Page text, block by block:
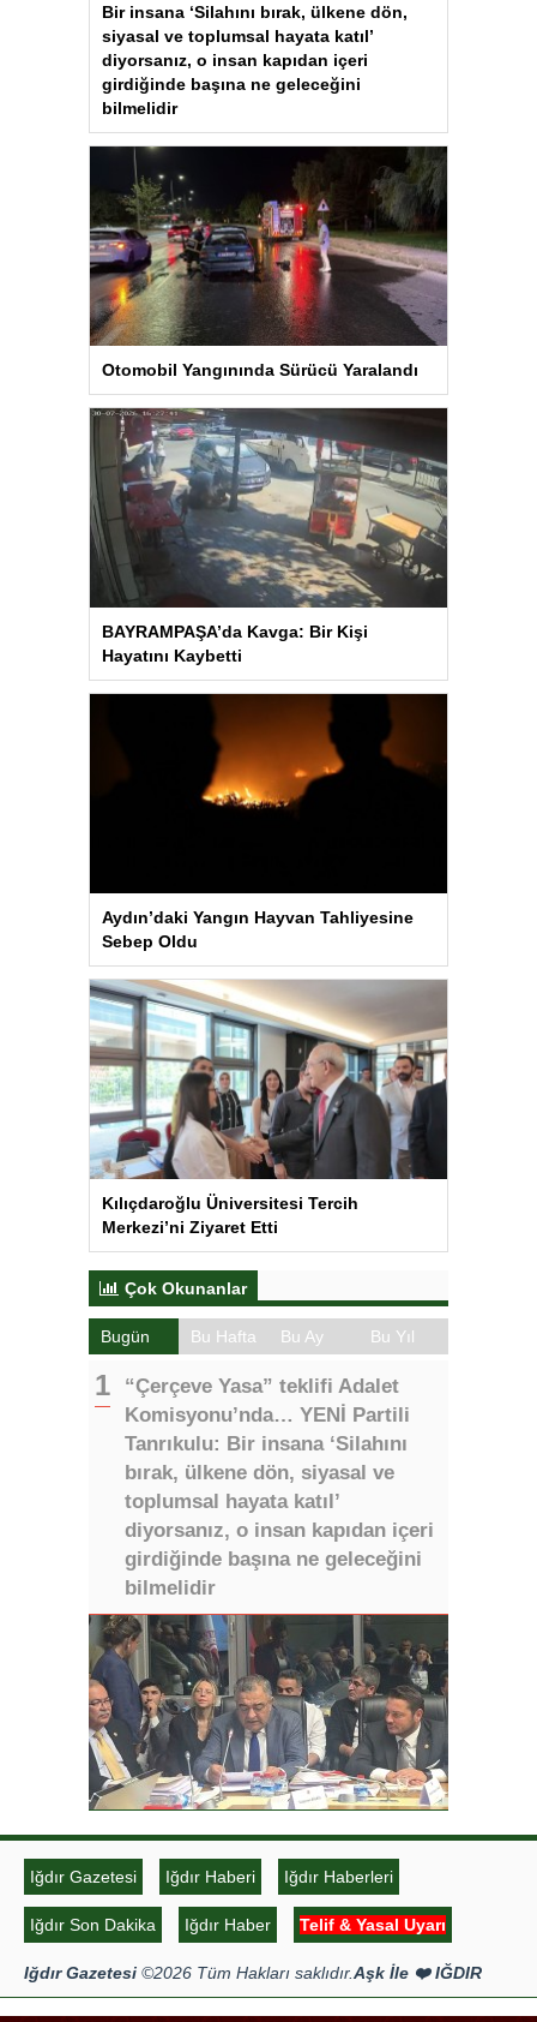
Bir insana ‘Silahını bırak, ülkene dön,
siyasal ve toplumsal hayata katıl’
diyorsanız, o insan kapıdan içeri
girdiğinde başına ne geleceğini
bilmelidir
Otomobil Yangınında Sürücü Yaralandı
BAYRAMPAŞA’da Kavga: Bir Kişi
Hayatını Kaybetti
Aydın’daki Yangın Hayvan Tahliyesine
Sebep Oldu
Kılıçdaroğlu Üniversitesi Tercih
Merkezi’ni Ziyaret Etti
Çok Okunanlar
Bugün Bu Hafta Bu Ay Bu Yıl
“Çerçeve Yasa” teklifi Adalet
Komisyonu’nda… YENİ Partili
Tanrıkulu: Bir insana ‘Silahını
bırak, ülkene dön, siyasal ve
toplumsal hayata katıl’
diyorsanız, o insan kapıdan içeri
girdiğinde başına ne geleceğini
bilmelidir
Iğdır Gazetesi Iğdır Haberi Iğdır Haberleri
Iğdır Son Dakika Iğdır Haber Telif & Yasal Uyarı
Iğdır Gazetesi ©2026 Tüm Hakları saklıdır.Aşk İle ❤️ IĞDIR